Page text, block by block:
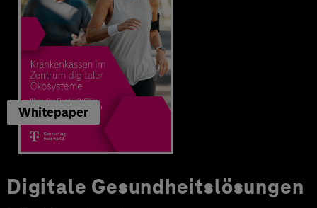
Whitepaper
Digitale Gesundheitslösungen